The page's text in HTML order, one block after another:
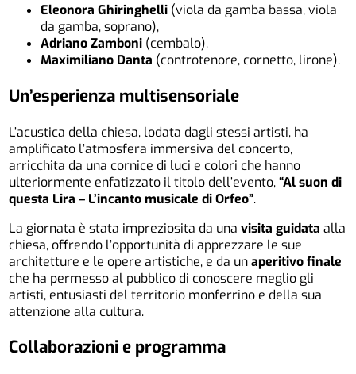
Eleonora Ghiringhelli (viola da gamba bassa, viola
da gamba, soprano),
Adriano Zamboni (cembalo),
Maximiliano Danta (controtenore, cornetto, lirone).
Un’esperienza multisensoriale
L’acustica della chiesa, lodata dagli stessi artisti, ha
amplificato l’atmosfera immersiva del concerto,
arricchita da una cornice di luci e colori che hanno
ulteriormente enfatizzato il titolo dell’evento,“Al suon di
questa Lira – L’incanto musicale di Orfeo”.
La giornata è stata impreziosita da unavisita guidata alla
chiesa, offrendo l’opportunità di apprezzare le sue
architetture e le opere artistiche, e da unaperitivo finale
che ha permesso al pubblico di conoscere meglio gli
artisti, entusiasti del territorio monferrino e della sua
attenzione alla cultura.
Collaborazioni e programma